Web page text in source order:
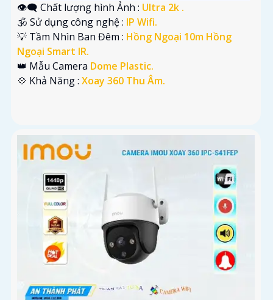
👁️‍🗨 Chất lượng hình Ảnh : Ultra 2k .
🕉️ Sử dụng công nghệ : IP Wifi.
💡 Tầm Nhìn Ban Đêm : Hồng Ngoại 10m Hồng
Ngoại Smart IR.
👑 Mẫu Camera Dome Plastic.
️💠 Khả Năng : Xoay 360 Thu Âm.